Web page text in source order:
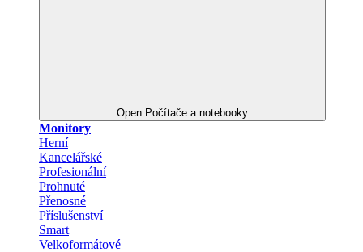
Open Počítače a notebooky
Monitory
Herní
Kancelářské
Profesionální
Prohnuté
Přenosné
Příslušenství
Smart
Velkoformátové